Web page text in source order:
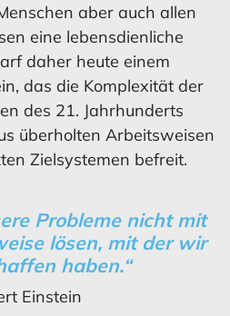
aber auch allen
eine lebensdienliche
daher heute einem
das die Komplexität der
des 21. Jahrhunderts
überholten Arbeitsweisen
Zielsystemen befreit.
Probleme nicht mit
lösen, mit der wir
haben.“
Einstein